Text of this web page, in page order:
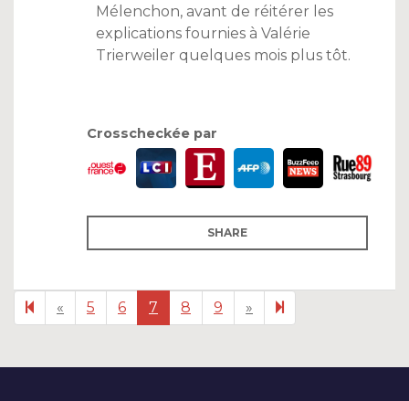
Mélenchon, avant de réitérer les
explications fournies à Valérie
Trierweiler quelques mois plus tôt.
Crosscheckée par
SHARE
« Previous
page
5 6 7 8 9 » Next
page
17